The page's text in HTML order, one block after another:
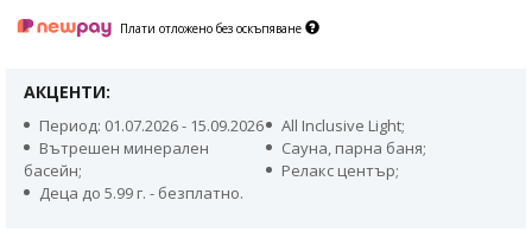
Плати отложено без оскъпяване
АКЦЕНТИ:
Период: 01.07.2026 - 15.09.2026
All Inclusive Light;
Вътрешен минерален
басейн;
Сауна, парна баня;
Релакс център;
Деца до 5.99 г. - безплатно.